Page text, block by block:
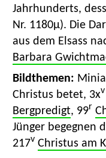
Jahrhunderts,
Nr. 1180μ). Die
aus dem Elsass
Barbara
Bildthemen:
Christus betet, 3xv
Bergpredigt, 99r
Jünger begegnen
217v Christus am